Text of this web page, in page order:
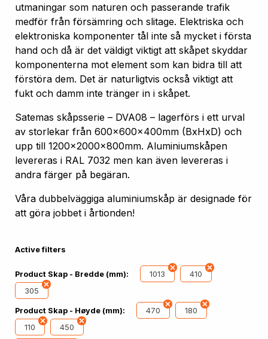
utmaningar som naturen och passerande trafik
medför från försämring och slitage. Elektriska och
elektroniska komponenter tål inte så mycket i första
hand och då är det väldigt viktigt att skåpet skyddar
komponenterna mot element som kan bidra till att
förstöra dem. Det är naturligtvis också viktigt att
fukt och damm inte tränger in i skåpet.
Satemas skåpsserie – DVA08 – lagerförs i ett urval
av storlekar från 600x600x400mm (BxHxD) och
upp till 1200x2000x800mm. Aluminiumskåpen
levereras i RAL 7032 men kan även levereras i
andra färger på begäran.
Våra dubbelväggiga aluminiumskåp är designade för
att göra jobbet i årtionden!
Active filters
Product Skap - Bredde (mm): 1013
410
305
Product Skap - Høyde (mm): 470
180
110
450